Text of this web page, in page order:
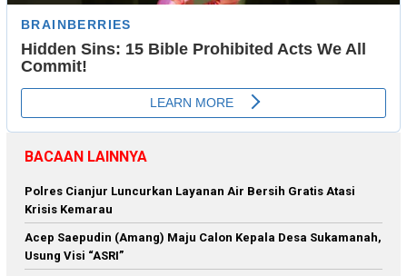
BACAAN LAINNYA
Polres Cianjur Luncurkan Layanan Air Bersih Gratis Atasi
Krisis Kemarau
Acep Saepudin (Amang) Maju Calon Kepala Desa Sukamanah,
Usung Visi “ASRI”